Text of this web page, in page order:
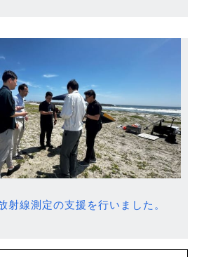
射線測定の支援を行いました。